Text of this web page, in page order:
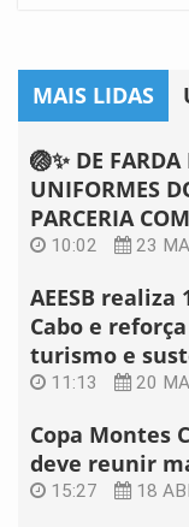
MAIS LIDAS
🏐✨ DE
UNIFORMES
PARCERIA
10:02 23
AEESB realiza
Cabo e
turismo e
11:13 20
Copa Montes
deve reunir
15:27 18